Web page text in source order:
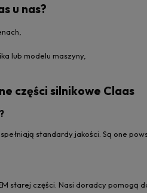
u nas?
lub modelu maszyny,
części silnikowe Claas
standardy jakości. Są one
starej części. Nasi doradcy pomogą